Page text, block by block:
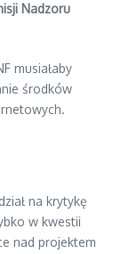
Nadzoru
musiałaby
środków
na krytykę
w kwestii
nad projektem